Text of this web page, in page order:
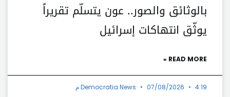
بالوثائق والصور.. عون يتسلّم تقريراً
يوثّق انتهاكات إسرائيل
READ MORE »
Democratia News 07/08/2026 4:19 م